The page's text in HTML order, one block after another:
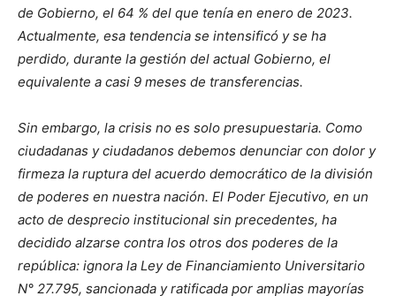
de Gobierno, el 64 % del que tenía en enero de 2023.
Actualmente, esa tendencia se intensificó y se ha
perdido, durante la gestión del actual Gobierno, el
equivalente a casi 9 meses de transferencias.
Sin embargo, la crisis no es solo presupuestaria. Como
ciudadanas y ciudadanos debemos denunciar con dolor y
firmeza la ruptura del acuerdo democrático de la división
de poderes en nuestra nación. El Poder Ejecutivo, en un
acto de desprecio institucional sin precedentes, ha
decidido alzarse contra los otros dos poderes de la
república: ignora la Ley de Financiamiento Universitario
N° 27.795, sancionada y ratificada por amplias mayorías